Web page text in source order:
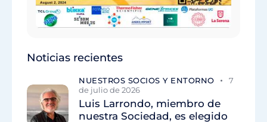
Noticias recientes
NUESTROS SOCIOS Y ENTORNO
7
de julio de 2026
Luis Larrondo, miembro de
nuestra Sociedad, es elegido